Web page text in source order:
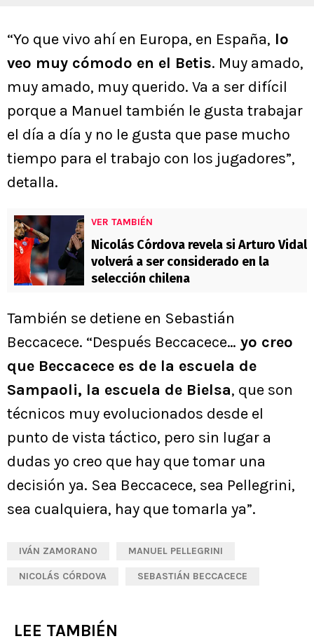
“Yo que vivo ahí en Europa, en España, lo
veo muy cómodo en el Betis. Muy amado,
muy amado, muy querido. Va a ser difícil
porque a Manuel también le gusta trabajar
el día a día y no le gusta que pase mucho
tiempo para el trabajo con los jugadores”,
detalla.
VER TAMBIÉN
Nicolás Córdova revela si Arturo Vidal
volverá a ser considerado en la
selección chilena
También se detiene en Sebastián
Beccacece. “Después Beccacece… yo creo
que Beccacece es de la escuela de
Sampaoli, la escuela de Bielsa, que son
técnicos muy evolucionados desde el
punto de vista táctico, pero sin lugar a
dudas yo creo que hay que tomar una
decisión ya. Sea Beccacece, sea Pellegrini,
sea cualquiera, hay que tomarla ya”.
IVÁN ZAMORANO MANUEL PELLEGRINI
NICOLÁS CÓRDOVA SEBASTIÁN BECCACECE
LEE TAMBIÉN